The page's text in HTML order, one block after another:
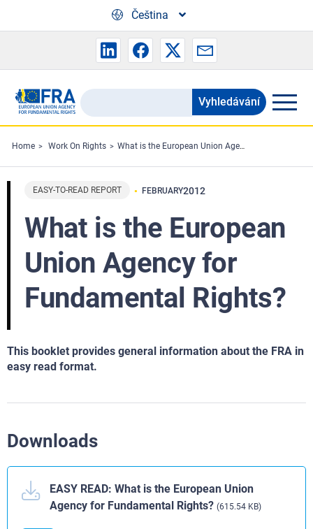
Čeština
Search
the
FRA
website
Vyhledávání
Home Work On Rights What is the European Union Agency for Fundamental Rights?
EASY-TO-READ REPORT FEBRUARY2012
What is the European
Union Agency for
Fundamental Rights?
This booklet provides general information about the FRA in
easy read format.
Downloads
EASY READ: What is the European Union
Agency for Fundamental Rights? (615.54 KB)